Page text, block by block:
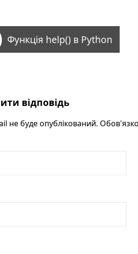
Функція help() в Python
відповідь
не буде опублікований.